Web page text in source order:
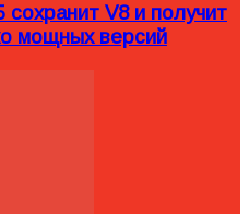
V8 и получит
мощных версий